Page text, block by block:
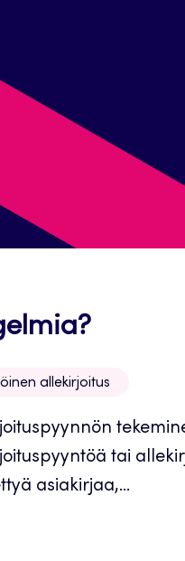
Avautuu
allekirjoitus
tai
asiakirjaa,...